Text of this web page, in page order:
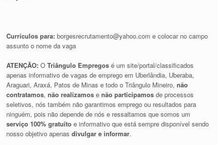
Currículos para:borgesrecrutamento@yahoo.com e colocar no campo
assunto o nome da vaga
ATENÇÃO: OTriângulo Empregos é um site/portal/classificados
apenas informativo de vagas de emprego em Uberlândia, Uberaba,
Araguari, Araxá, Patos de Minas e todo o Triângulo Mineiro,não
contratamos,não realizamos enão participamos de processos
seletivos, nós também não garantimos emprego ou resultados para
ninguém, pois não depende de nós e ressaltamos que somos um
serviço 100% gratuito e informativo que está sempre disponível sendo
nosso objetivo apenasdivulgar e informar.